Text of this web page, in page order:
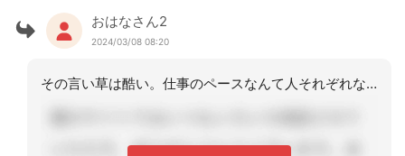
おはなさん2
2024/03/08 08:20
その言い草は酷い。仕事のペースなんて人それぞれなのに自分の杓子定規で物事考えすぎ